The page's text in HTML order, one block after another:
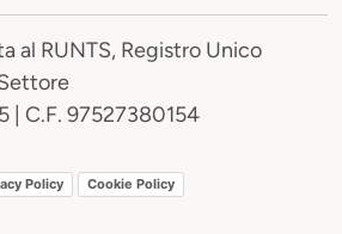
al RUNTS, Registro Unico
| C.F. 97527380154
Policy Cookie Policy